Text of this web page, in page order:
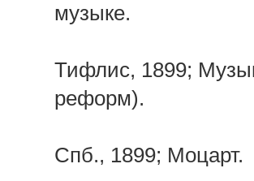
музыке.
Тифлис, 1899;
реформ).
Спб., 1899; Моцарт.